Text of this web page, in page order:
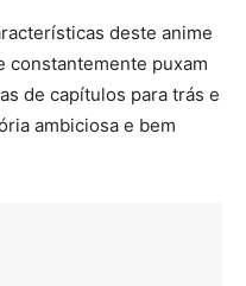
deste anime
constantemente puxam
de capítulos para trás e
ambiciosa e bem